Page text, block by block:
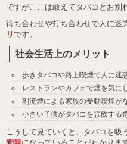
ですがここは敢えてタバコとお別
待ち合わせや打ち合わせで人に迷
リです。
社会生活上のメリット
歩きタバコや路上喫煙で人に迷
レストランやカフェで煙を気に
副流煙による家族の受動喫煙が
小さい子供がタバコを誤飲する
こうして見ていくと、タバコを吸